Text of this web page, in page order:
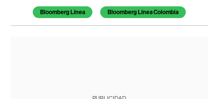
Bloomberg Línea Bloomberg Línea Colombia